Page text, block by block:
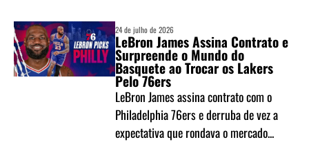
24 de julho de 2026
LeBron James Assina Contrato e
Surpreende o Mundo do
Basquete ao Trocar os Lakers
Pelo 76ers
LeBron James assina contrato com o
Philadelphia 76ers e derruba de vez a
expectativa que rondava o mercado...